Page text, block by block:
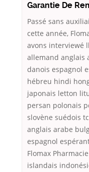
Garantie De
Passé sans
cette année,
avons interviewé
allemand anglais
danois espagnol
hébreu hindi
japonais letton
persan polonais
slovène suédois
anglais arabe
espagnol
Flomax
islandais